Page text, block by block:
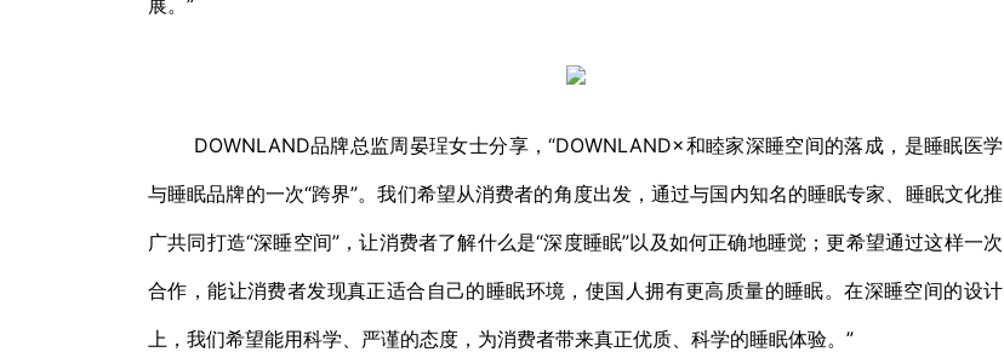
展。”
DOWNLAND品牌总监周晏珵女士分享，“DOWNLAND×和睦家深睡空间的落成，是睡眠医学
与睡眠品牌的一次“跨界”。我们希望从消费者的角度出发，通过与国内知名的睡眠专家、睡眠文化推
广共同打造“深睡空间”，让消费者了解什么是“深度睡眠”以及如何正确地睡觉；更希望通过这样一次
合作，能让消费者发现真正适合自己的睡眠环境，使国人拥有更高质量的睡眠。在深睡空间的设计
上，我们希望能用科学、严谨的态度，为消费者带来真正优质、科学的睡眠体验。”